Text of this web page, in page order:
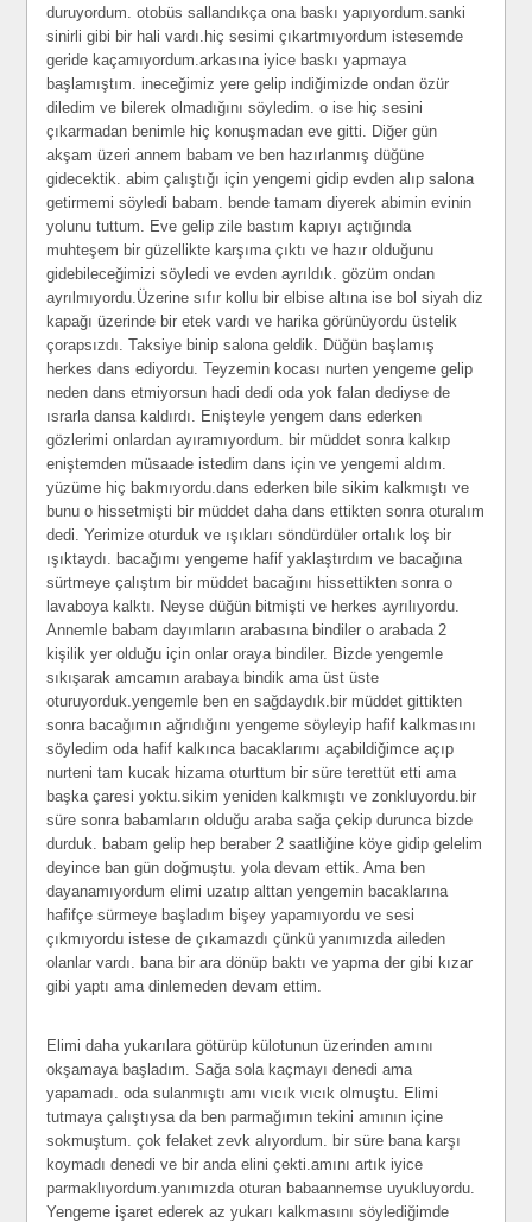
duruyordum. otobüs sallandıkça ona baskı yapıyordum.sanki
sinirli gibi bir hali vardı.hiç sesimi çıkartmıyordum istesemde
geride kaçamıyordum.arkasına iyice baskı yapmaya
başlamıştım. ineceğimiz yere gelip indiğimizde ondan özür
diledim ve bilerek olmadığını söyledim. o ise hiç sesini
çıkarmadan benimle hiç konuşmadan eve gitti. Diğer gün
akşam üzeri annem babam ve ben hazırlanmış düğüne
gidecektik. abim çalıştığı için yengemi gidip evden alıp salona
getirmemi söyledi babam. bende tamam diyerek abimin evinin
yolunu tuttum. Eve gelip zile bastım kapıyı açtığında
muhteşem bir güzellikte karşıma çıktı ve hazır olduğunu
gidebileceğimizi söyledi ve evden ayrıldık. gözüm ondan
ayrılmıyordu.Üzerine sıfır kollu bir elbise altına ise bol siyah diz
kapağı üzerinde bir etek vardı ve harika görünüyordu üstelik
çorapsızdı. Taksiye binip salona geldik. Düğün başlamış
herkes dans ediyordu. Teyzemin kocası nurten yengeme gelip
neden dans etmiyorsun hadi dedi oda yok falan dediyse de
ısrarla dansa kaldırdı. Enişteyle yengem dans ederken
gözlerimi onlardan ayıramıyordum. bir müddet sonra kalkıp
eniştemden müsaade istedim dans için ve yengemi aldım.
yüzüme hiç bakmıyordu.dans ederken bile sikim kalkmıştı ve
bunu o hissetmişti bir müddet daha dans ettikten sonra oturalım
dedi. Yerimize oturduk ve ışıkları söndürdüler ortalık loş bir
ışıktaydı. bacağımı yengeme hafif yaklaştırdım ve bacağına
sürtmeye çalıştım bir müddet bacağını hissettikten sonra o
lavaboya kalktı. Neyse düğün bitmişti ve herkes ayrılıyordu.
Annemle babam dayımların arabasına bindiler o arabada 2
kişilik yer olduğu için onlar oraya bindiler. Bizde yengemle
sıkışarak amcamın arabaya bindik ama üst üste
oturuyorduk.yengemle ben en sağdaydık.bir müddet gittikten
sonra bacağımın ağrıdığını yengeme söyleyip hafif kalkmasını
söyledim oda hafif kalkınca bacaklarımı açabildiğimce açıp
nurteni tam kucak hizama oturttum bir süre terettüt etti ama
başka çaresi yoktu.sikim yeniden kalkmıştı ve zonkluyordu.bir
süre sonra babamların olduğu araba sağa çekip durunca bizde
durduk. babam gelip hep beraber 2 saatliğine köye gidip gelelim
deyince ban gün doğmuştu. yola devam ettik. Ama ben
dayanamıyordum elimi uzatıp alttan yengemin bacaklarına
hafifçe sürmeye başladım bişey yapamıyordu ve sesi
çıkmıyordu istese de çıkamazdı çünkü yanımızda aileden
olanlar vardı. bana bir ara dönüp baktı ve yapma der gibi kızar
gibi yaptı ama dinlemeden devam ettim.
Elimi daha yukarılara götürüp külotunun üzerinden amını
okşamaya başladım. Sağa sola kaçmayı denedi ama
yapamadı. oda sulanmıştı amı vıcık vıcık olmuştu. Elimi
tutmaya çalıştıysa da ben parmağımın tekini amının içine
sokmuştum. çok felaket zevk alıyordum. bir süre bana karşı
koymadı denedi ve bir anda elini çekti.amını artık iyice
parmaklıyordum.yanımızda oturan babaannemse uyukluyordu.
Yengeme işaret ederek az yukarı kalkmasını söylediğimde